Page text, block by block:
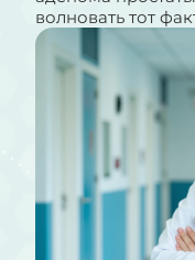
волновать тот